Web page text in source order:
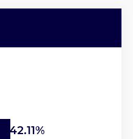
42.11%